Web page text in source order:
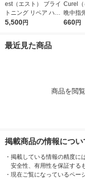
est（エスト） ブライ
トニング リペア ハン
ドセラム おまけ付き
5,500円
Curel（
晩中指
守る お
660円
最近見た商品
商品を閲
掲載商品の情報につい
・ 掲載している情報の精度に
安全性、有用性を保証する
・ 現在ご覧になっているペー